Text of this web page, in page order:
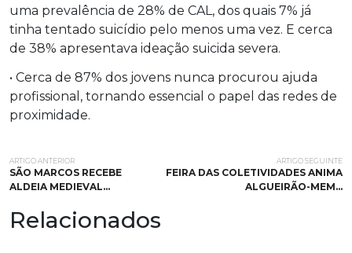
uma prevalência de 28% de CAL, dos quais 7% já
tinha tentado suicídio pelo menos uma vez. E cerca
de 38% apresentava ideação suicida severa.
• Cerca de 87% dos jovens nunca procurou ajuda
profissional, tornando essencial o papel das redes de
proximidade.
ARTIGO ANTERIOR
SÃO MARCOS RECEBE
ALDEIA MEDIEVAL…
ARTIGO SEGUINTE
FEIRA DAS COLETIVIDADES ANIMA
ALGUEIRÃO-MEM…
Relacionados